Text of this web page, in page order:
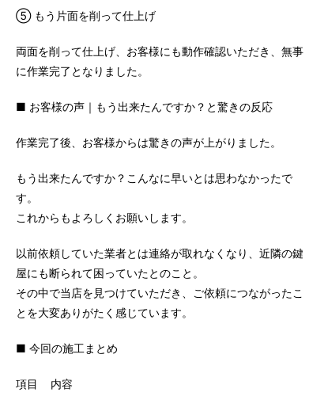
⑤ もう片面を削って仕上げ
両面を削って仕上げ、お客様にも動作確認いただき、無事
に作業完了となりました。
■ お客様の声｜もう出来たんですか？と驚きの反応
作業完了後、お客様からは驚きの声が上がりました。
もう出来たんですか？こんなに早いとは思わなかったで
す。
これからもよろしくお願いします。
以前依頼していた業者とは連絡が取れなくなり、近隣の鍵
屋にも断られて困っていたとのこと。
その中で当店を見つけていただき、ご依頼につながったこ
とを大変ありがたく感じています。
■ 今回の施工まとめ
項目 内容